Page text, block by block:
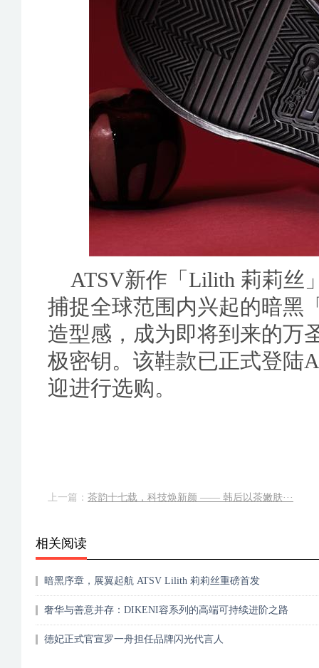
ATSV新作「Lilith 莉莉丝
捕捉全球范围内兴起的暗黑
造型感，成为即将到来的万
极密钥。该鞋款已正式登陆
迎进行选购。
上一篇： 茶韵十七载，科技焕新颜 —— 韩后以茶嫩肤···
相关阅读
暗黑序章，展翼起航 ATSV Lilith 莉莉丝重磅首发
奢华与善意并存：DIKENI容系列的高端可持续进阶之路
德妃正式官宣罗一舟担任品牌闪光代言人